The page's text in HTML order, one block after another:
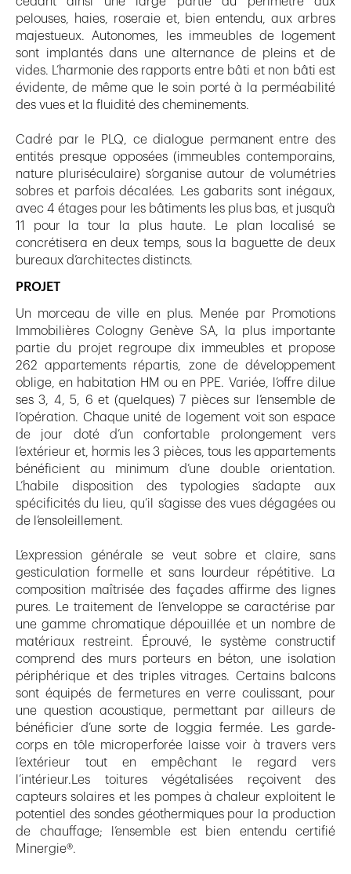
pelouses, haies, roseraie et, bien entendu, aux arbres
majestueux. Autonomes, les immeubles de logement
sont implantés dans une alternance de pleins et de
vides. L’harmonie des rapports entre bâti et non bâti est
évidente, de même que le soin porté à la perméabilité
des vues et la fluidité des cheminements.
Cadré par le PLQ, ce dialogue permanent entre des
entités presque opposées (immeubles contemporains,
nature pluriséculaire) s’organise autour de volumétries
sobres et parfois décalées. Les gabarits sont inégaux,
avec 4 étages pour les bâtiments les plus bas, et jusqu’à
11 pour la tour la plus haute. Le plan localisé se
concrétisera en deux temps, sous la baguette de deux
bureaux d’architectes distincts.
PROJET
Un morceau de ville en plus. Menée par Promotions
Immobilières Cologny Genève SA, la plus importante
partie du projet regroupe dix immeubles et propose
262 appartements répartis, zone de développement
oblige, en habitation HM ou en PPE. Variée, l’offre dilue
ses 3, 4, 5, 6 et (quelques) 7 pièces sur l’ensemble de
l’opération. Chaque unité de logement voit son espace
de jour doté d’un confortable prolongement vers
l’extérieur et, hormis les 3 pièces, tous les appartements
bénéficient au minimum d’une double orientation.
L’habile disposition des typologies s’adapte aux
spécificités du lieu, qu’il s’agisse des vues dégagées ou
de l’ensoleillement.
L’expression générale se veut sobre et claire, sans
gesticulation formelle et sans lourdeur répétitive. La
composition maîtrisée des façades affirme des lignes
pures. Le traitement de l’enveloppe se caractérise par
une gamme chromatique dépouillée et un nombre de
matériaux restreint. Éprouvé, le système constructif
comprend des murs porteurs en béton, une isolation
périphérique et des triples vitrages. Certains balcons
sont équipés de fermetures en verre coulissant, pour
une question acoustique, permettant par ailleurs de
bénéficier d’une sorte de loggia fermée. Les garde-
corps en tôle microperforée laisse voir à travers vers
l’extérieur tout en empêchant le regard vers
l’intérieur.Les toitures végétalisées reçoivent des
capteurs solaires et les pompes à chaleur exploitent le
potentiel des sondes géothermiques pour la production
de chauffage; l’ensemble est bien entendu certifié
Minergie®.